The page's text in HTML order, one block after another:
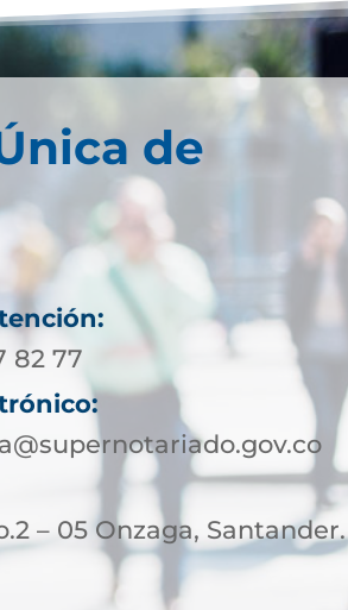
de
82 77
– 05 Onzaga, Santander.